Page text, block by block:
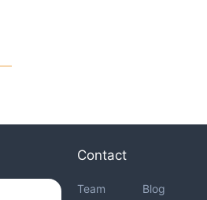
Contact
Team
Blog